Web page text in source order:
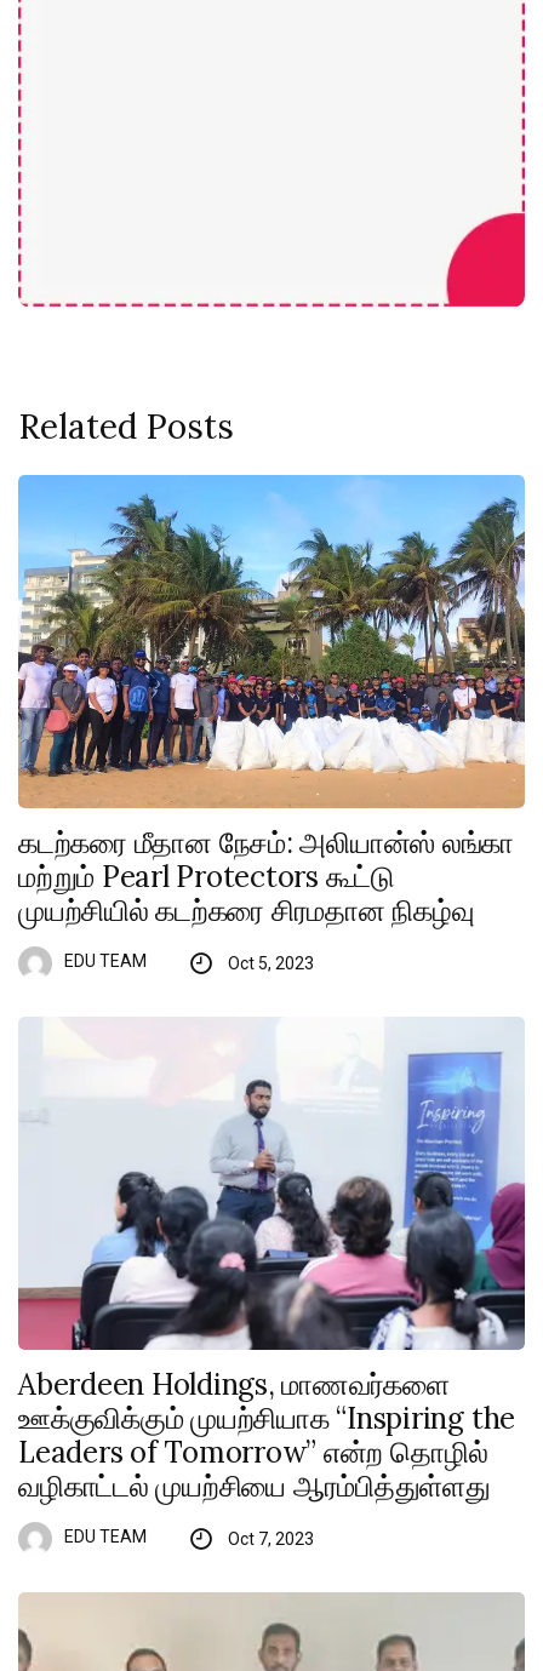
Related Posts
கடற்கரை மீதான நேசம்: அலியான்ஸ் லங்கா
மற்றும் Pearl Protectors கூட்டு
முயற்சியில் கடற்கரை சிரமதான நிகழ்வு
EDU TEAM Oct 5, 2023
Aberdeen Holdings, மாணவர்களை
ஊக்குவிக்கும் முயற்சியாக “Inspiring the
Leaders of Tomorrow” என்ற தொழில்
வழிகாட்டல் முயற்சியை ஆரம்பித்துள்ளது
EDU TEAM Oct 7, 2023